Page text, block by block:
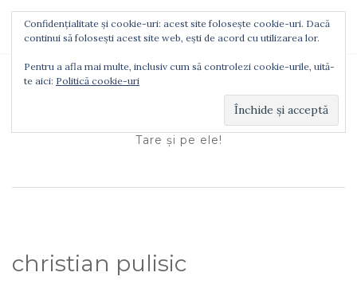
TOGGLE NAVIGATION
Ionuţ Tătaru
Tare şi pe ele!
christian pulisic
Confidențialitate și cookie-uri: acest site folosește cookie-uri. Dacă
continui să folosești acest site web, ești de acord cu utilizarea lor.
Pentru a afla mai multe, inclusiv cum să controlezi cookie-urile, uită-
te aici: Politică cookie-uri